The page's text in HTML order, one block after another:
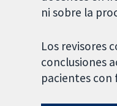
ni sobre la
Los revisores
conclusiones
pacientes con